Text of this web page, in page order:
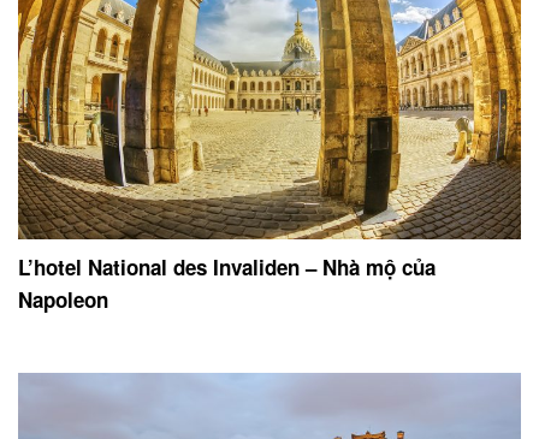
L’hotel National des Invaliden – Nhà mộ của
Napoleon